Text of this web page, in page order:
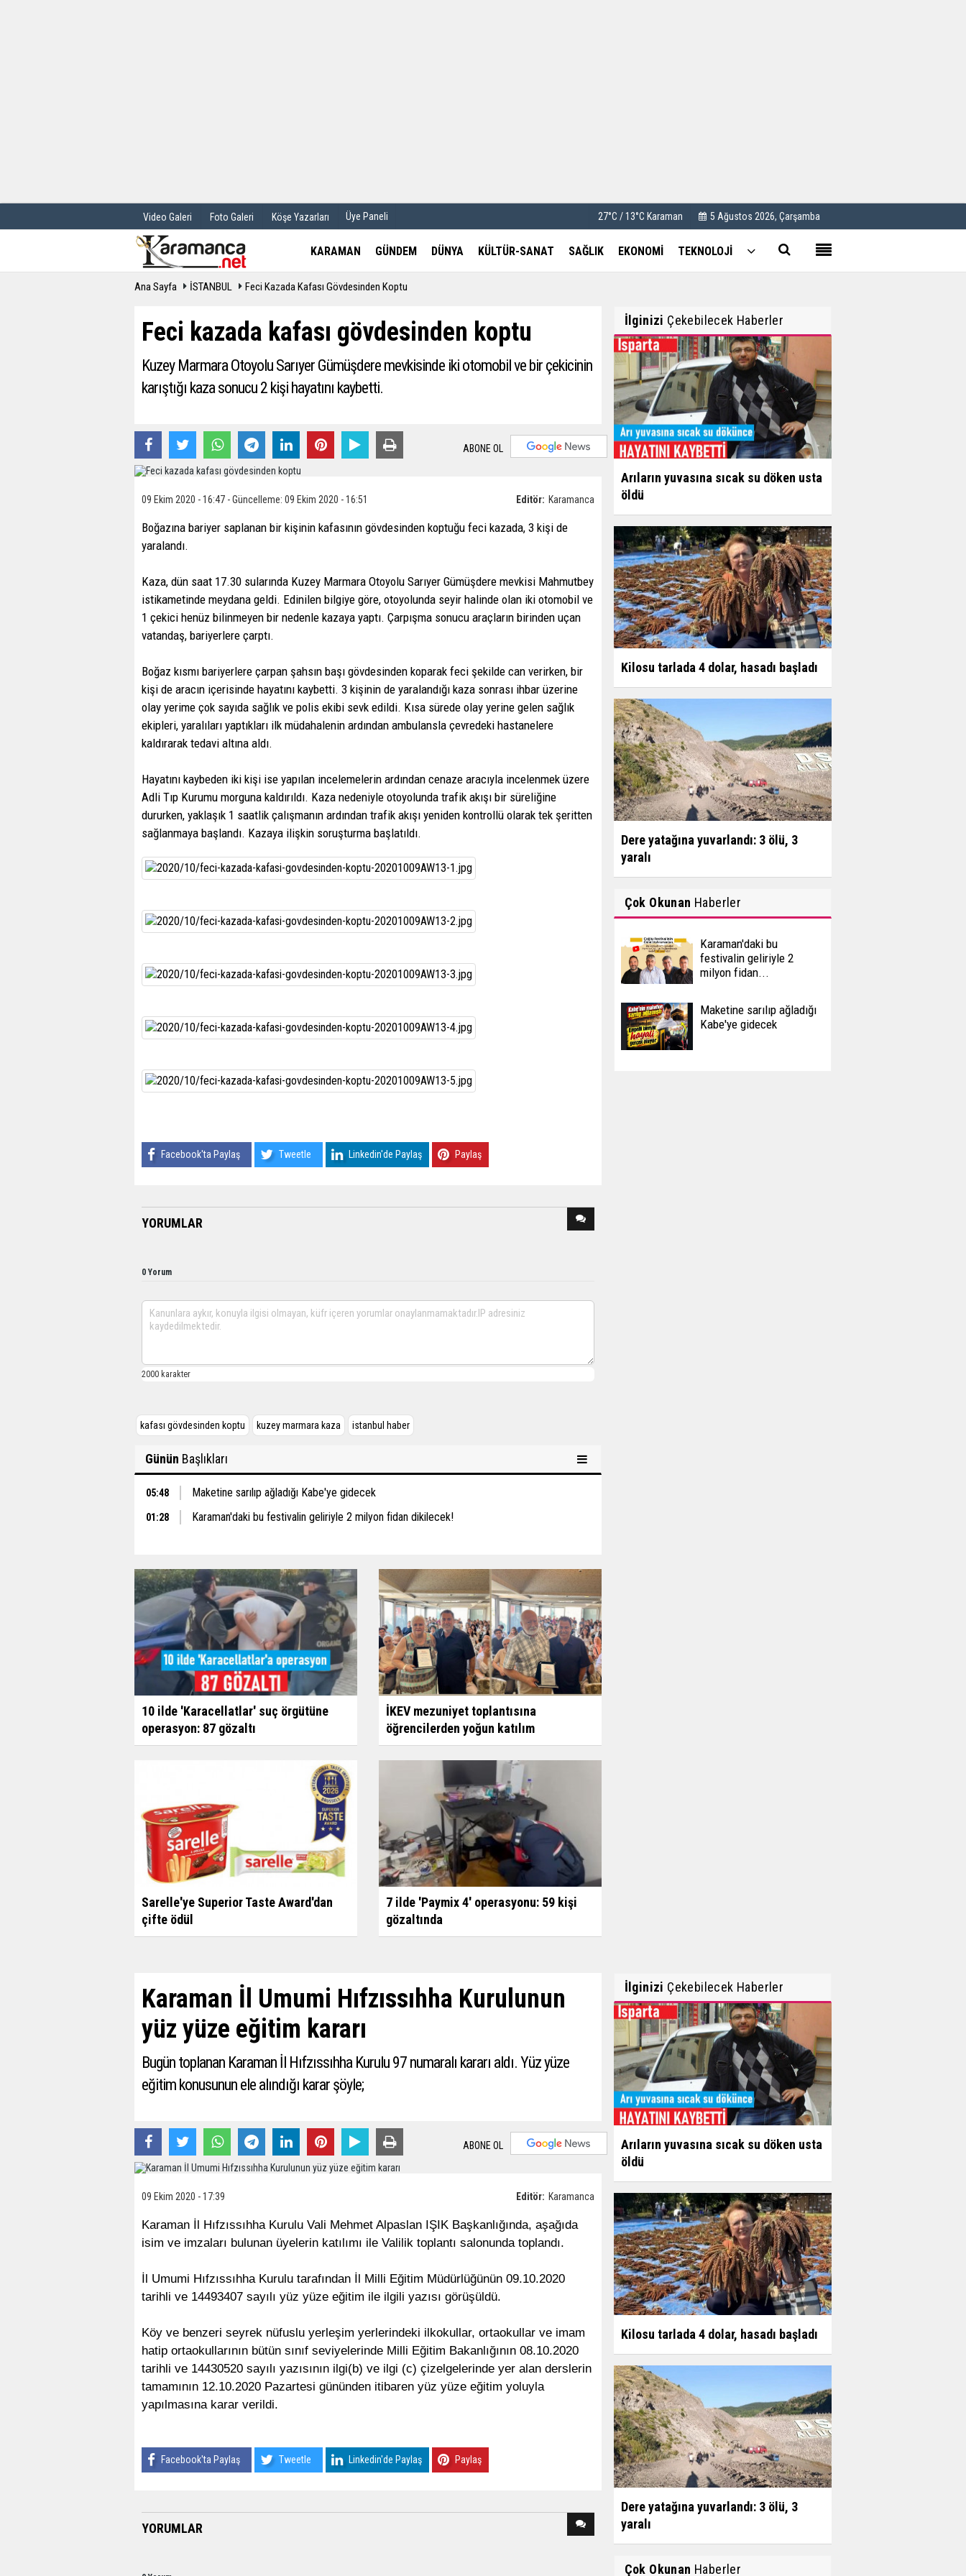
Video Galeri Foto Galeri Köşe Yazarları Üye Paneli 27°C / 13°C Karaman 5 Ağustos 2026, Çarşamba
KARAMAN GÜNDEM DÜNYA KÜLTÜR-SANAT SAĞLIK EKONOMİ TEKNOLOJİ
Ana Sayfa İSTANBUL Feci Kazada Kafası Gövdesinden Koptu
Feci kazada kafası gövdesinden koptu
Kuzey Marmara Otoyolu Sarıyer Gümüşdere mevkisinde iki otomobil ve bir çekicinin
karıştığı kaza sonucu 2 kişi hayatını kaybetti.
ABONE OL
Editör: Karamanca
09 Ekim 2020 - 16:47 - Güncelleme: 09 Ekim 2020 - 16:51
Boğazına bariyer saplanan bir kişinin kafasının gövdesinden koptuğu feci kazada, 3 kişi de
yaralandı.
Kaza, dün saat 17.30 sularında Kuzey Marmara Otoyolu Sarıyer Gümüşdere mevkisi Mahmutbey
istikametinde meydana geldi. Edinilen bilgiye göre, otoyolunda seyir halinde olan iki otomobil ve
1 çekici henüz bilinmeyen bir nedenle kazaya yaptı. Çarpışma sonucu araçların birinden uçan
vatandaş, bariyerlere çarptı.
Boğaz kısmı bariyerlere çarpan şahsın başı gövdesinden koparak feci şekilde can verirken, bir
kişi de aracın içerisinde hayatını kaybetti. 3 kişinin de yaralandığı kaza sonrası ihbar üzerine
olay yerime çok sayıda sağlık ve polis ekibi sevk edildi. Kısa sürede olay yerine gelen sağlık
ekipleri, yaralıları yaptıkları ilk müdahalenin ardından ambulansla çevredeki hastanelere
kaldırarak tedavi altına aldı.
Hayatını kaybeden iki kişi ise yapılan incelemelerin ardından cenaze aracıyla incelenmek üzere
Adli Tıp Kurumu morguna kaldırıldı. Kaza nedeniyle otoyolunda trafik akışı bir süreliğine
dururken, yaklaşık 1 saatlik çalışmanın ardından trafik akışı yeniden kontrollü olarak tek şeritten
sağlanmaya başlandı. Kazaya ilişkin soruşturma başlatıldı.
Facebook'ta Paylaş Tweetle Linkedin'de Paylaş Paylaş
YORUMLAR
0 Yorum
kafası gövdesinden koptu kuzey marmara kaza istanbul haber
Günün Başlıkları
05:48 Maketine sarılıp ağladığı Kabe'ye gidecek
01:28 Karaman'daki bu festivalin geliriyle 2 milyon fidan dikilecek!
10 ilde 'Karacellatlar' suç örgütüne
operasyon: 87 gözaltı
İKEV mezuniyet toplantısına
öğrencilerden yoğun katılım
Sarelle'ye Superior Taste Award'dan
çifte ödül
7 ilde 'Paymix 4' operasyonu: 59 kişi
gözaltında
İlginizi Çekebilecek Haberler
Arıların yuvasına sıcak su döken usta
öldü
Kilosu tarlada 4 dolar, hasadı başladı
Dere yatağına yuvarlandı: 3 ölü, 3
yaralı
Çok Okunan Haberler
Karaman'daki bu
festivalin geliriyle 2
milyon fidan...
Maketine sarılıp ağladığı
Kabe'ye gidecek
Karaman İl Umumi Hıfzıssıhha Kurulunun
yüz yüze eğitim kararı
Bugün toplanan Karaman İl Hıfzıssıhha Kurulu 97 numaralı kararı aldı. Yüz yüze
eğitim konusunun ele alındığı karar şöyle;
ABONE OL
Editör: Karamanca
09 Ekim 2020 - 17:39
Karaman İl Hıfzıssıhha Kurulu Vali Mehmet Alpaslan IŞIK Başkanlığında, aşağıda
isim ve imzaları bulunan üyelerin katılımı ile Valilik toplantı salonunda toplandı.
İl Umumi Hıfzıssıhha Kurulu tarafından İl Milli Eğitim Müdürlüğünün 09.10.2020
tarihli ve 14493407 sayılı yüz yüze eğitim ile ilgili yazısı görüşüldü.
Köy ve benzeri seyrek nüfuslu yerleşim yerlerindeki ilkokullar, ortaokullar ve imam
hatip ortaokullarının bütün sınıf seviyelerinde Milli Eğitim Bakanlığının 08.10.2020
tarihli ve 14430520 sayılı yazısının ilgi(b) ve ilgi (c) çizelgelerinde yer alan derslerin
tamamının 12.10.2020 Pazartesi gününden itibaren yüz yüze eğitim yoluyla
yapılmasına karar verildi.
Facebook'ta Paylaş Tweetle Linkedin'de Paylaş Paylaş
YORUMLAR
İlginizi Çekebilecek Haberler
Arıların yuvasına sıcak su döken usta
öldü
Kilosu tarlada 4 dolar, hasadı başladı
Dere yatağına yuvarlandı: 3 ölü, 3
yaralı
Çok Okunan Haberler